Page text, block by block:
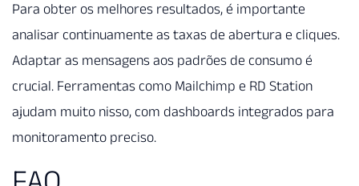
Para obter os melhores resultados, é importante
analisar continuamente as taxas de abertura e cliques.
Adaptar as mensagens aos padrões de consumo é
crucial. Ferramentas como Mailchimp e RD Station
ajudam muito nisso, com dashboards integrados para
monitoramento preciso.